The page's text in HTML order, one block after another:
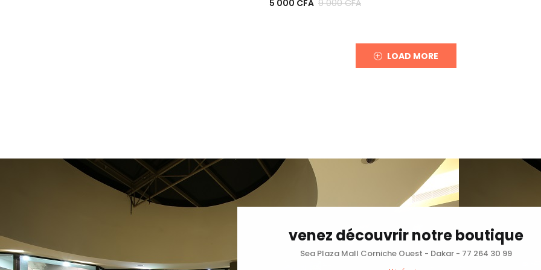
5 000 CFA 9 000CFA
LOAD MORE
venez découvrir notre boutique
Sea Plaza Mall Corniche Ouest - Dakar - 77 264 30 99